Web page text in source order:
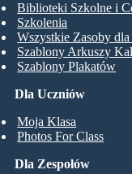
Dla Uczniów
Moja Klasa
Photos For Class
Biblioteki Szkolne i
Szkolenia
Wszystkie Zasoby
Szablony Arkuszy
Szablony Plakatów
Dla Zespołów